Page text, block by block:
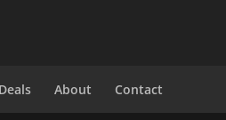
Deals About Contact